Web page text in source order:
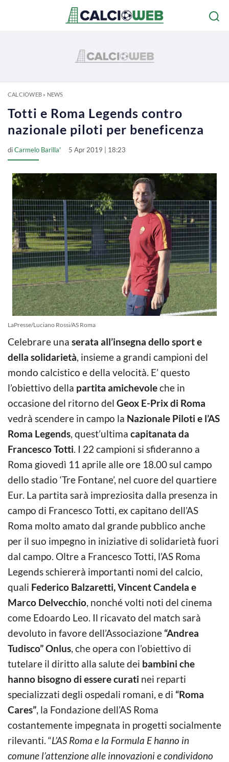
CALCIOWEB» NEWS
Totti e Roma Legends contro
nazionale piloti per beneficenza
diCarmelo Barilla' 5 Apr 2019 | 18:23
LaPresse/Luciano Rossi/AS Roma
Celebrare una serata all’insegna dello sport e
della solidarietà, insieme a grandi campioni del
mondo calcistico e della velocità. E’ questo
l’obiettivo della partita amichevoleche in
occasione del ritorno del Geox E-Prix di Roma
vedrà scendere in campo la Nazionale Piloti e l’AS
Roma Legends, quest’ultima capitanata da
Francesco Totti. I 22 campioni si sfideranno a
Roma giovedì 11 aprile alle ore 18.00 sul campo
dello stadio ‘Tre Fontane’, nel cuore del quartiere
Eur. La partita sarà impreziosita dalla presenza in
campo di Francesco Totti, ex capitano dell’AS
Roma molto amato dal grande pubblico anche
per il suo impegno in iniziative di solidarietà fuori
dal campo. Oltre a Francesco Totti, l’AS Roma
Legends schiererà importanti nomi del calcio,
quali Federico Balzaretti, Vincent Candela e
Marco Delvecchio, nonché volti noti del cinema
come Edoardo Leo. Il ricavato del match sarà
devoluto in favore dell’Associazione “Andrea
Tudisco” Onlus, che opera con l’obiettivo di
tutelare il diritto alla salute dei bambini che
hanno bisogno di essere curati nei reparti
specializzati degli ospedali romani, e di “Roma
Cares”, la Fondazione dell’AS Roma
costantemente impegnata in progetti socialmente
rilevanti. “L’AS Roma e la Formula E hanno in
comune l’attenzione alle innovazioni e condividono